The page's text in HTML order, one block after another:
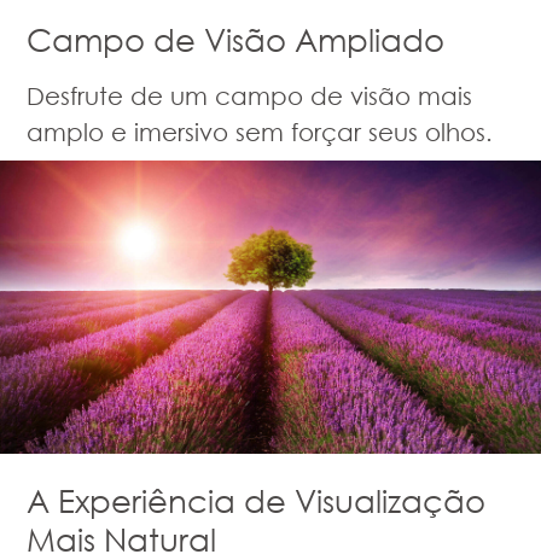
Campo de Visão Ampliado
Desfrute de um campo de visão mais
amplo e imersivo sem forçar seus olhos.
A Experiência de Visualização
Mais Natural